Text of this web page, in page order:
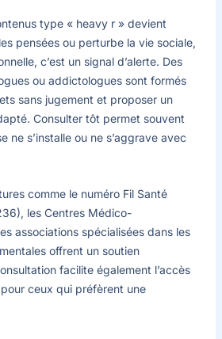
type « heavy r » devient
pensées ou perturbe la vie sociale,
c’est un signal d’alerte. Des
ou addictologues sont formés
sans jugement et proposer un
Consulter tôt permet souvent
ne s’installe ou ne s’aggrave avec
comme le numéro Fil Santé
les Centres Médico-
associations spécialisées dans les
offrent un soutien
facilite également l’accès
ceux qui préfèrent une